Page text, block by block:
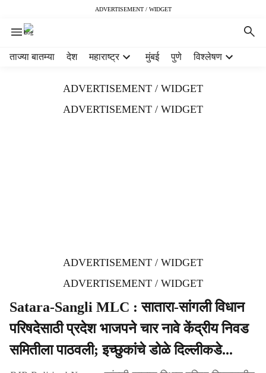
ADVERTISEMENT / WIDGET
ताज्या बातम्या देश महाराष्ट्र मुंबई पुणे विश्लेषण
ADVERTISEMENT / WIDGET
ADVERTISEMENT / WIDGET
ADVERTISEMENT / WIDGET
ADVERTISEMENT / WIDGET
Satara-Sangli MLC : सातारा-सांगली विधान
परिषदेसाठी प्रदेश भाजपने चार नावे केंद्रीय निवड
समितीला पाठवली; इच्छुकांचे डोळे दिल्लीकडे...